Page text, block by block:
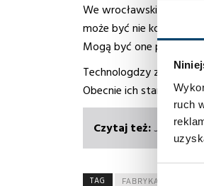
ruch
We wrocławskiej
może być nie koniec.
Mogą być one
Technologdzy z Saule
Obecnie ich starania
Jak
TAG FABRYKA